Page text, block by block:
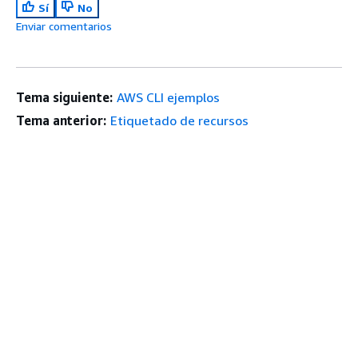
Sí
No
Enviar comentarios
Tema siguiente: AWS CLI ejemplos
Tema anterior: Etiquetado de recursos